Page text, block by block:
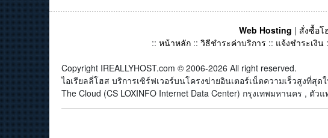
Web Hosting | สั่งซื้อโ
:: หน้าหลัก :: วิธีชำระค่าบริการ :: แจ้งชำระเงิน
Copyright IREALLYHOST.com © 2006-2026 All right reserved.
ไอเรียลลี่โฮส บริการเซิร์ฟเวอร์บนโครงข่ายอินเตอร์เน็ตความเร็วสูงที่สุ
The Cloud (CS LOXINFO Internet Data Center) กรุงเทพมหานคร , ตั